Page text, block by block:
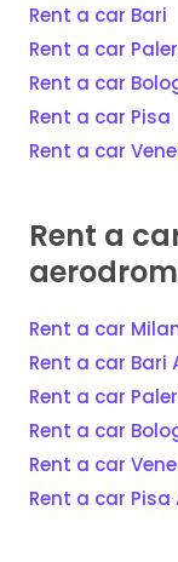
Rent a car Bari
Rent a car
Rent a car
Rent a car Pisa
Rent a car
Rent a
Rent a car
Rent a car Bari
Rent a car
Rent a car
Rent a car
Rent a car Pisa